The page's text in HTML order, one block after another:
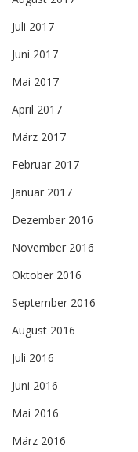
Juli 2017
Juni 2017
Mai 2017
April 2017
März 2017
Februar 2017
Januar 2017
Dezember 2016
November 2016
Oktober 2016
September 2016
August 2016
Juli 2016
Juni 2016
Mai 2016
März 2016